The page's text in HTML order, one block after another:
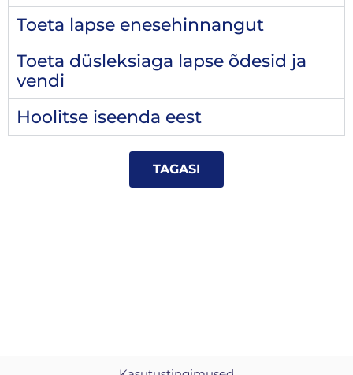
Toeta lapse enesehinnangut
Toeta düsleksiaga lapse õdesid ja
vendi
Hoolitse iseenda eest
TAGASI